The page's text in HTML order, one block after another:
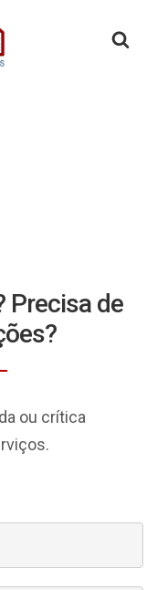
Precisa de
ou crítica